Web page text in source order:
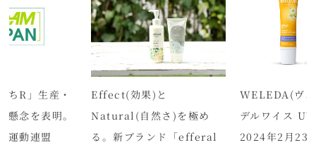
ちR」生産・
懸念を表明。
運動連盟
Effect(効果)と
Natural(自然さ)を極め
る。新ブランド「efferal
WELEDA(ヴ
デルワイス
2024年2月23